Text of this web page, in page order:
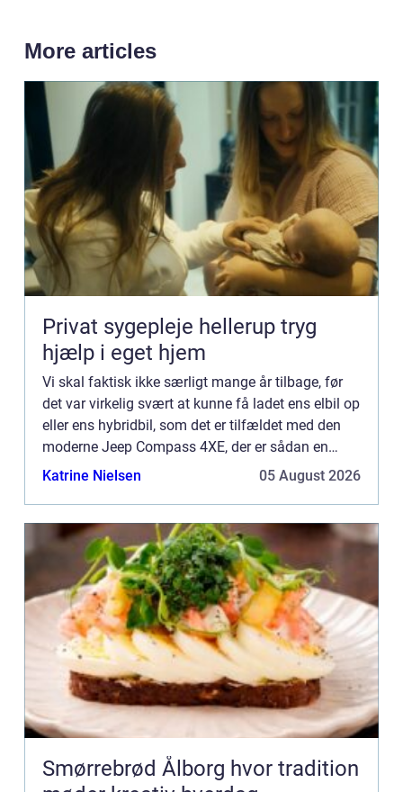
More articles
Privat sygepleje hellerup tryg
hjælp i eget hjem
Vi skal faktisk ikke særligt mange år tilbage, før
det var virkelig svært at kunne få ladet ens elbil op
eller ens hybridbil, som det er tilfældet med den
moderne Jeep Compass 4XE, der er sådan en
type. Det var en sjældenhed at se en ladestation
Katrine Nielsen 05 August 2026
Smørrebrød Ålborg hvor tradition